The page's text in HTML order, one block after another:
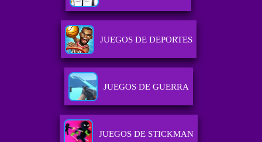
JUEGOS DE DEPORTES
JUEGOS DE GUERRA
JUEGOS DE STICKMAN